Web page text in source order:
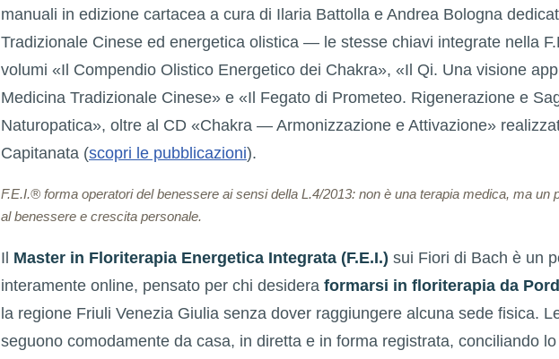
manuali in edizione cartacea a cura di Ilaria Battolla e Andrea Bologna
Tradizionale Cinese ed energetica olistica — le stesse chiavi integrate nella
volumi «Il Compendio Olistico Energetico dei Chakra», «Il Qi. Una visione
Medicina Tradizionale Cinese» e «Il Fegato di Prometeo. Rigenerazione e
Naturopatica», oltre al CD «Chakra — Armonizzazione e Attivazione»
Capitanata (scopri le pubblicazioni).
F.E.I.® forma operatori del benessere ai sensi della L.4/2013: non è una terapia medica, ma un
al benessere e crescita personale.
Il Master in Floriterapia Energetica Integrata (F.E.I.) sui Fiori di Bach è un
interamente online, pensato per chi desidera formarsi in floriterapia da
la regione Friuli Venezia Giulia senza dover raggiungere alcuna sede fisica.
seguono comodamente da casa, in diretta e in forma registrata, conciliando